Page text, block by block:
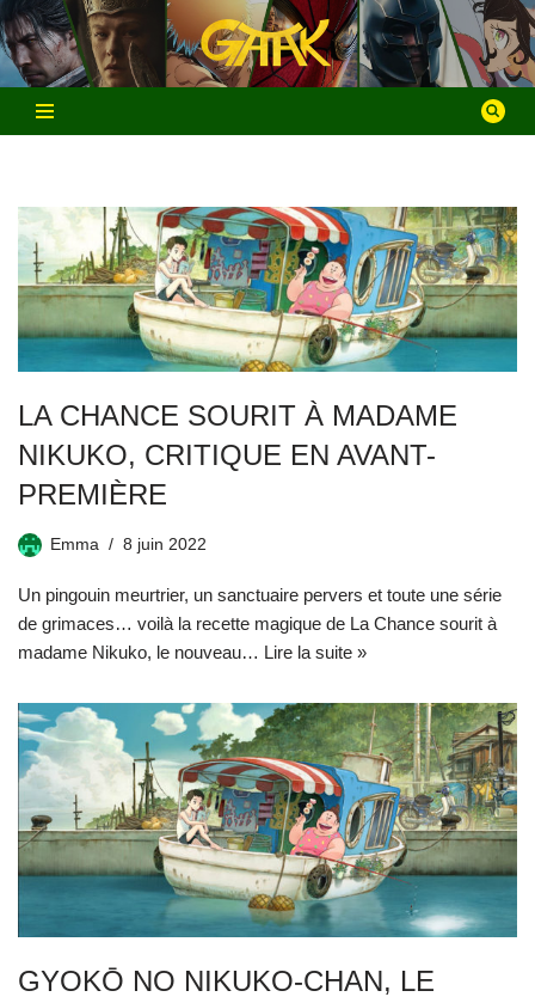
Aller
au
contenu
LA CHANCE SOURIT À MADAME
NIKUKO, CRITIQUE EN AVANT-
PREMIÈRE
Emma 8 juin 2022
Un pingouin meurtrier, un sanctuaire pervers et toute une série
de grimaces… voilà la recette magique de La Chance sourit à
madame Nikuko, le nouveau… Lire la suite »
GYOKŌ NO NIKUKO-CHAN, LE